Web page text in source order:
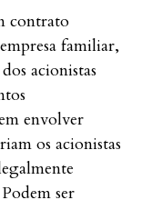
contrato
familiar,
acionistas
envolver
os acionistas
ser